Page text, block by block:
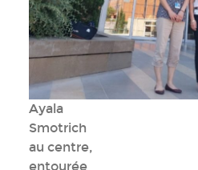
Ayala
Smotrich
au centre,
entourée